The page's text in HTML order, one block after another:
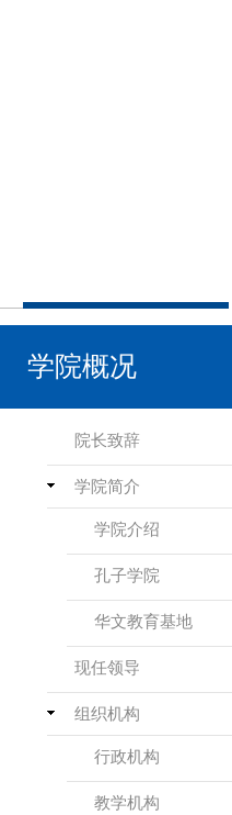
学院概况
院长致辞
学院简介
学院介绍
孔子学院
华文教育基地
现任领导
组织机构
行政机构
教学机构